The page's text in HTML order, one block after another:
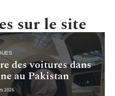
sur le site
des voitures dans
au Pakistan
2026